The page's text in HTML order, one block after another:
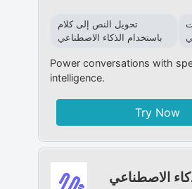
تحويل النص إلى كلام
باستخدام الذكاء الاصطناعي
Power conversations with
intelligence.
Try Now
الاصطناعي